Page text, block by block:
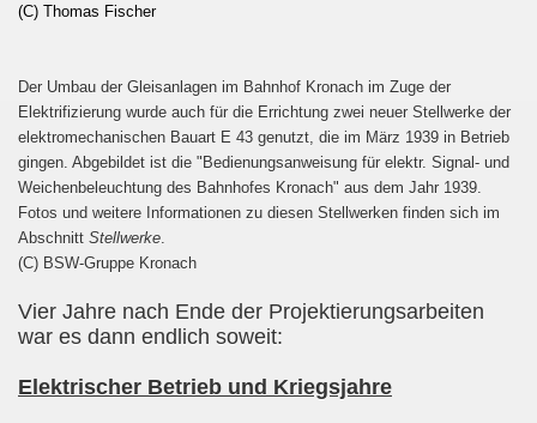
(C) Thomas Fischer
Der Umbau der Gleisanlagen im Bahnhof Kronach im Zuge der
Elektrifizierung wurde auch für die Errichtung zwei neuer Stellwerke der
elektromechanischen Bauart E 43 genutzt, die im März 1939 in Betrieb
gingen. Abgebildet ist die "Bedienungsanweisung für elektr. Signal- und
Weichenbeleuchtung des Bahnhofes Kronach" aus dem Jahr 1939.
Fotos und weitere Informationen zu diesen Stellwerken finden sich im
Abschnitt Stellwerke
(C) BSW-Gruppe Kronach
Vier Jahre nach Ende der Projektierungsarbeiten
war es dann endlich soweit:
Elektrischer Betrieb und Kriegsjahre